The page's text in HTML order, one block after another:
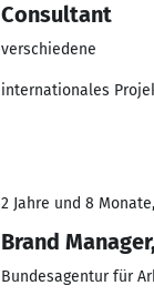
Consultant
verschiedene
internationales
2 Jahre und 8
Brand
Bundesagentur für